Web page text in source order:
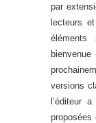
par
lecteurs
éléments
versions
l’éditeur
proposées